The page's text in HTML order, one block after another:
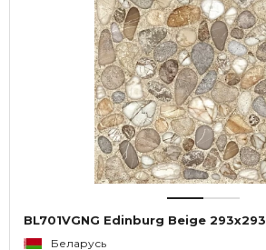
BL701VGNG Edinburg Beige 293x293
Беларусь